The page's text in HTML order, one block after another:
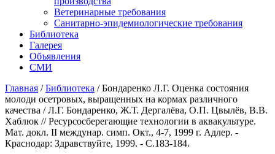
Ветеринарные требования
Санитарно-эпидемиологические требования
Библиотека
Галерея
Объявления
СМИ
Главная /Библиотека /Бондаренко Л.Г. Оценка состояния
молоди осетровых, выращенных на кормах различного
качества / Л.Г. Бондаренко, Ж.Т. Дергалёва, О.П. Цвылёв, В.В.
Хаблюк // Ресурсосберегающие технологии в аквакультуре.
Мат. докл. II междунар. симп. Окт., 4-7, 1999 г. Адлер. -
Краснодар: Здравствуйте, 1999. - С.183-184.